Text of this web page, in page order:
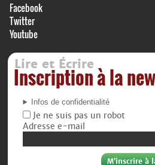
Facebook
Twitter
Youtube
Lire et Écrire
Inscription à la
Infos de confidentialité
Je ne suis pas un robot
Adresse e-mail